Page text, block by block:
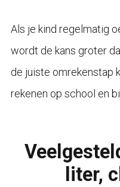
Als je kind regelmatig
wordt de kans groter
de juiste omrekenstap
rekenen op school en
liter,